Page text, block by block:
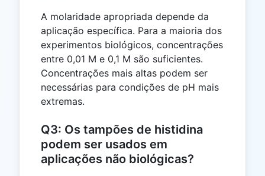
A molaridade apropriada depende da
aplicação específica. Para a maioria dos
experimentos biológicos, concentrações
entre 0,01 M e 0,1 M são suficientes.
Concentrações mais altas podem ser
necessárias para condições de pH mais
extremas.
Q3: Os tampões de histidina
podem ser usados em
aplicações não biológicas?